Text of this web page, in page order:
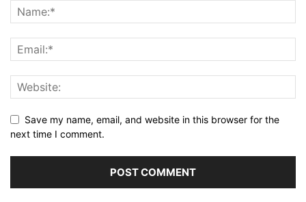
Save my name, email, and website in this browser for the
next time I comment.